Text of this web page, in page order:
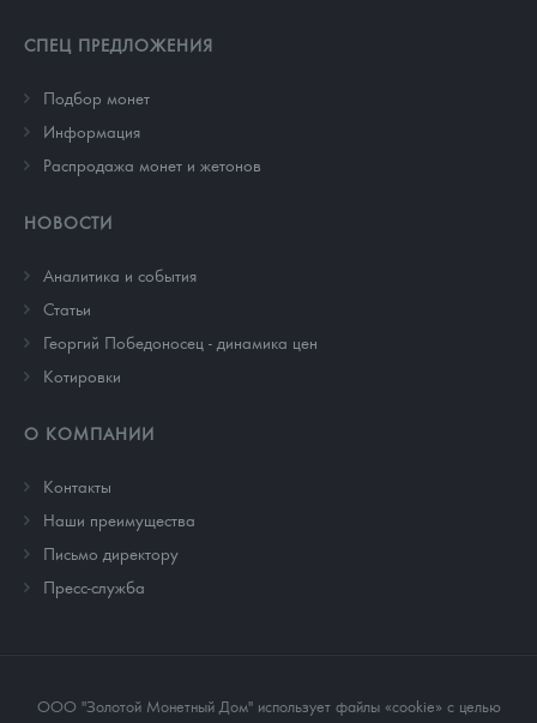
СПЕЦ ПРЕДЛОЖЕНИЯ
Подбор монет
Информация
Распродажа монет и жетонов
НОВОСТИ
Аналитика и события
Cтатьи
Георгий Победоносец - динамика цен
Котировки
О КОМПАНИИ
Контакты
Наши преимущества
Письмо директору
Пресс-служба
ООО "Золотой Монетный Дом" использует файлы «cookie» с целью